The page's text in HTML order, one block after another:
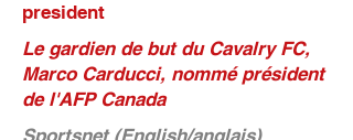
president
Le gardien de but du Cavalry FC,
Marco Carducci, nommé président
de l'AFP Canada
Sportsnet (English/anglais)